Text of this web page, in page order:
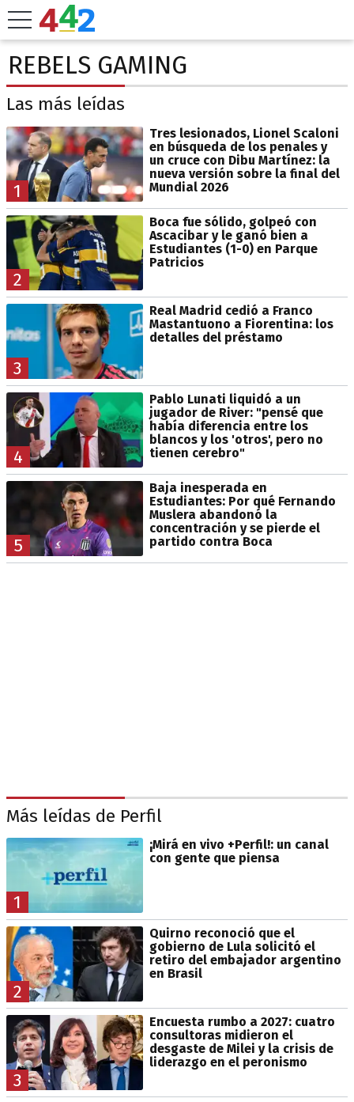
REBELS GAMING
Las más leídas
1
Tres lesionados, Lionel Scaloni
en búsqueda de los penales y
un cruce con Dibu Martínez: la
nueva versión sobre la final del
Mundial 2026
2
Boca fue sólido, golpeó con
Ascacibar y le ganó bien a
Estudiantes (1-0) en Parque
Patricios
3
Real Madrid cedió a Franco
Mastantuono a Fiorentina: los
detalles del préstamo
4
Pablo Lunati liquidó a un
jugador de River: "pensé que
había diferencia entre los
blancos y los 'otros', pero no
tienen cerebro"
5
Baja inesperada en
Estudiantes: Por qué Fernando
Muslera abandonó la
concentración y se pierde el
partido contra Boca
Más leídas de Perfil
1
¡Mirá en vivo +Perfil!: un canal
con gente que piensa
2
Quirno reconoció que el
gobierno de Lula solicitó el
retiro del embajador argentino
en Brasil
3
Encuesta rumbo a 2027: cuatro
consultoras midieron el
desgaste de Milei y la crisis de
liderazgo en el peronismo